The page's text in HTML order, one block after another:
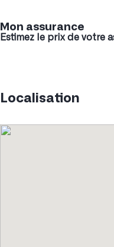
Mon assurance
Estimez le prix de votre
Localisation